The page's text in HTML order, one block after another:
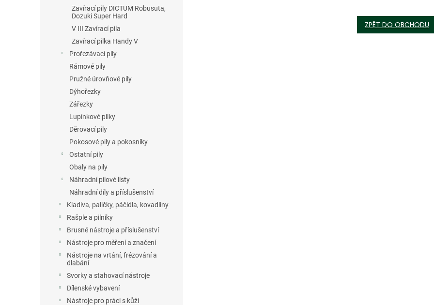
Zavírací pily DICTUM Robusuta,
Dozuki Super Hard
V III Zavírací pila
Zavírací pilka Handy V
Prořezávací pily
Rámové pily
Pružné úrovňové pily
Dýhořezky
Zářezky
Lupínkové pilky
Děrovací pily
Pokosové pily a pokosníky
Ostatní pily
Obaly na pily
Náhradní pilové listy
Náhradní díly a příslušenství
Kladiva, paličky, páčidla, kovadliny
Rašple a pilníky
Brusné nástroje a příslušenství
Nástroje pro měření a značení
Nástroje na vrtání, frézování a
dlabání
Svorky a stahovací nástroje
Dílenské vybavení
Nástroje pro práci s kůží
ZPĚT DO OBCHODU